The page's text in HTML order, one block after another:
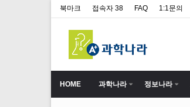
북마크 접속자 38 FAQ 1:1문의
HOME 과학나라 정보나라